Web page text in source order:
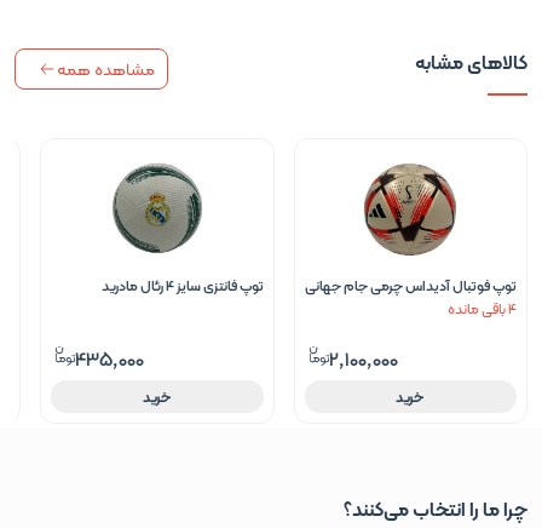
کالاهای مشابه مشاهده همه
توپ فوتبال آدیداس چرمی جام جهانی
الرحله سایز 5 طلایی
4 باقی مانده
خرید
2,100,000
توپ فانتزی سایز 4 رئال مادرید
خرید
435,000
چرا ما را انتخاب می‌کنند؟